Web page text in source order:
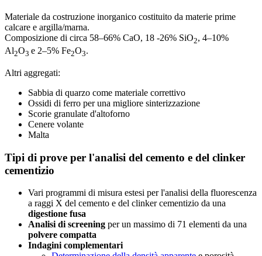
Materiale da costruzione inorganico costituito da materie prime
calcare e argilla/marna.
Composizione di circa 58–66% CaO, 18 -26% SiO2, 4–10%
Al2O3 e 2–5% Fe2O3.
Altri aggregati:
Sabbia di quarzo come materiale correttivo
Ossidi di ferro per una migliore sinterizzazione
Scorie granulate d'altoforno
Cenere volante
Malta
Tipi di prove per l'analisi del cemento e del clinker
cementizio
Vari programmi di misura estesi per l'analisi della fluorescenza
a raggi X del cemento e del clinker cementizio da una
digestione fusa
Analisi di screening per un massimo di 71 elementi da una
polvere compatta
Indagini complementari